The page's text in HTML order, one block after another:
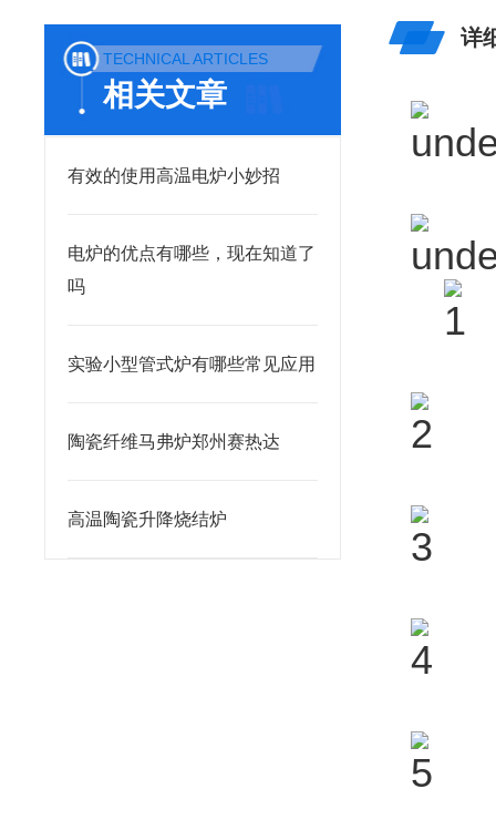
TECHNICAL ARTICLES
相关文章
有效的使用高温电炉小妙招
电炉的优点有哪些，现在知道了
吗
实验小型管式炉有哪些常见应用
陶瓷纤维马弗炉郑州赛热达
高温陶瓷升降烧结炉
详